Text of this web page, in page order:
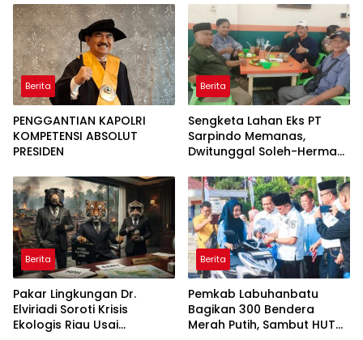
Perkuat Pembangunan
Satuan
Berita
PENGGANTIAN KAPOLRI
KOMPETENSI ABSOLUT
PRESIDEN
Berita
Sengketa Lahan Eks PT
Sarpindo Memanas,
Dwitunggal Soleh-Herman
ke Pulau Rupat
Berita
Pakar Lingkungan Dr.
Elviriadi Soroti Krisis
Ekologis Riau Usai
Berita
Pemkab Labuhanbatu
Bagikan 300 Bendera
Merah Putih, Sambut HUT